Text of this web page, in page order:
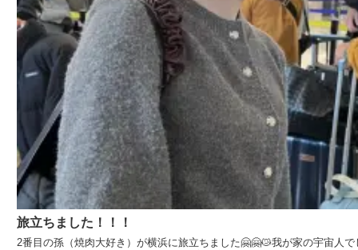
旅立ちました！！！
2番目の孫（焼肉大好き）が横浜に旅立ちました🤗🤗😿我が家の宇宙人